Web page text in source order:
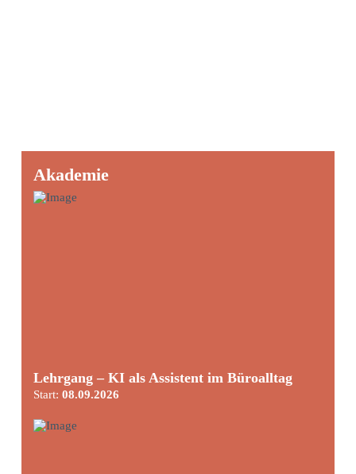
Akademie
Lehrgang – KI als Assistent im Büroalltag
Start: 08.09.2026